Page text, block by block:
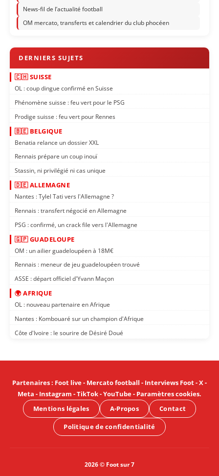
News-fil de l’actualité football
OM mercato, transferts et calendrier du club phocéen
🇨🇭 SUISSE
OL : coup dingue confirmé en Suisse
Phénomène suisse : feu vert pour le PSG
Prodige suisse : feu vert pour Rennes
🇧🇪 BELGIQUE
Benatia relance un dossier XXL
Rennais prépare un coup inouï
Stassin, ni privilégié ni cas unique
🇩🇪 ALLEMAGNE
Nantes : Tylel Tati vers l'Allemagne ?
Rennais : transfert négocié en Allemagne
PSG : confirmé, un crack file vers l'Allemagne
🇬🇵 GUADELOUPE
OM : un ailier guadeloupéen à 18M€
Rennais : meneur de jeu guadeloupéen trouvé
ASSE : départ officiel d'Yvann Maçon
🌍 AFRIQUE
OL : nouveau partenaire en Afrique
Nantes : Kombouaré sur un champion d'Afrique
Côte d'Ivoire : le sourire de Désiré Doué
Partenaires: Foot live- Mercato football - Interviews Foot-X-
Meta - Instagram -TikTok-YouTube- Paramètres cookies.
Mentions légales
A-Propos Contact
Politique de confidentialité
2026 © Foot sur 7